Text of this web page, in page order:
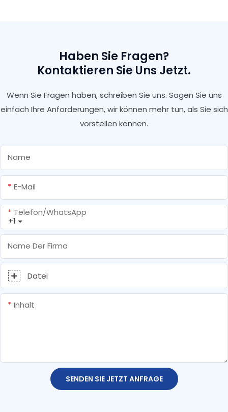
Haben Sie Fragen?
Kontaktieren Sie Uns Jetzt.
Wenn Sie Fragen haben, schreiben Sie uns. Sagen Sie uns
einfach Ihre Anforderungen, wir können mehr tun, als Sie sich
vorstellen können.
Name
E-Mail
+1
Telefon/WhatsApp
Name Der Firma
Datei
Inhalt
SENDEN SIE JETZT ANFRAGE